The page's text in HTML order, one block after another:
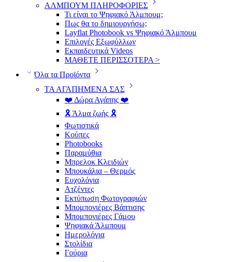
ΑΛΜΠΟΥΜ ΠΛΗΡΟΦΟΡΙΕΣ
Τι είναι το Ψηφιακό Άλμπουμ;
Πως θα το δημιουργήσω;
Layflat Photobook vs Ψηφιακό Άλμπουμ
Επιλογές Εξωφύλλων
Εκπαιδευτικά Videos
ΜΑΘΕΤΕ ΠΕΡΙΣΣΟΤΕΡΑ >
Όλα τα Προϊόντα
ΤΑ ΑΓΑΠΗΜΕΝΑ ΣΑΣ
❤️ Δώρα Αγάπης ❤️
🎗️ Άλμα ζωής 🎗️
Φωτιστικά
Κούπες
Photobooks
Παραμύθια
Μπρελοκ Κλειδιών
Μπουκάλια – Θερμός
Ευχολόγια
Ατζέντες
Εκτύπωση Φωτογραφιών
Μπομπονιέρες Βάπτισης
Μπομπονιέρες Γάμου
Ψηφιακά Άλμπουμ
Ημερολόγια
Στολίδια
Γούρια